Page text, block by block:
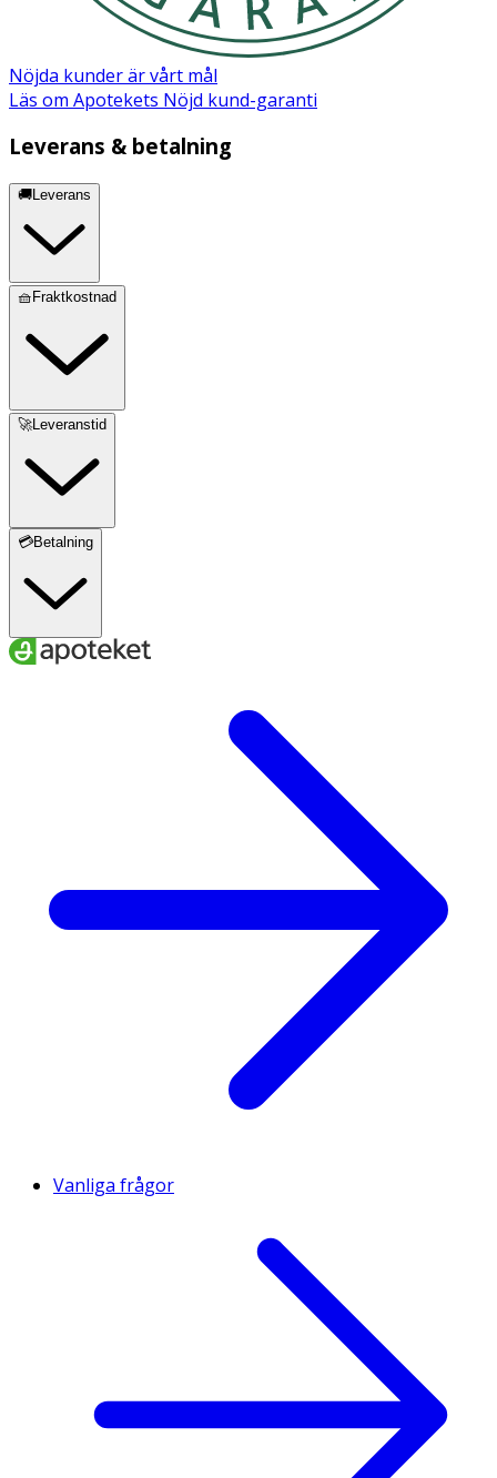
Polyglutamnic Acid, Glucose, Lauric Acid, Phytosterols
Nöjda kunder är vårt mål
Läs om Apotekets Nöjd kund-garanti
Leverans & betalning
🚚Leverans
🧺Fraktkostnad
🚀Leveranstid
💳Betalning
Vanliga frågor